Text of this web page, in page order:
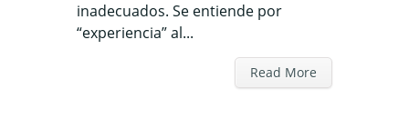
inadecuados. Se entiende por
“experiencia” al...
Read More